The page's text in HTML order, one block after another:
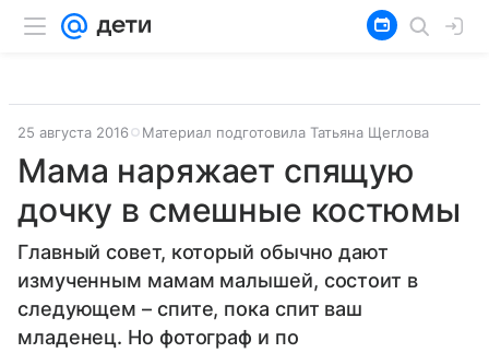
25 августа 2016 Материал подготовила Татьяна Щеглова
Мама наряжает спящую
дочку в смешные костюмы
Главный совет, который обычно дают
измученным мамам малышей, состоит в
следующем – спите, пока спит ваш
младенец. Но фотограф и по